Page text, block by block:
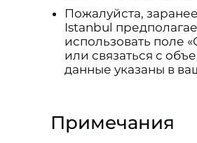
Пожалуйста,
Istanbul
использовать поле
или связаться с
данные указаны в
Примечания